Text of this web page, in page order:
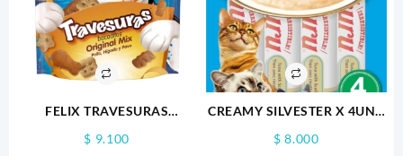
FELIX TRAVESURAS
$ 9.100
CREAMY SILVESTER X 4UND
$ 8.000